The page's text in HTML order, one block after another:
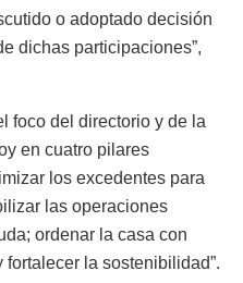
o adoptado decisión
dichas participaciones”,
foco del directorio y de la
en cuatro pilares
los excedentes para
las operaciones
ordenar la casa con
la sostenibilidad”.